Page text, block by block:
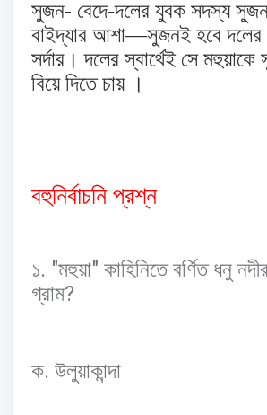
সুজন- বেদে-দলের যুবক সদস্য
বাইদ্যার আশা—সুজনই হবে দলের
সর্দার। দলের স্বার্থেই সে মহুয়াকে
বিয়ে দিতে চায় ।
বহুনির্বাচনি প্রশ্ন
১. "মহুয়া" কাহিনিতে বর্ণিত ধনু
গ্রাম?
ক. উলুয়াকান্দা